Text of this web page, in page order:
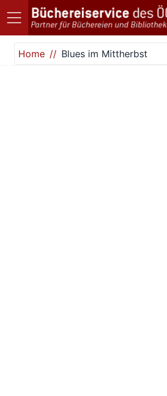
Direkt zum Inhalt
Home
Blues im Mittherbst